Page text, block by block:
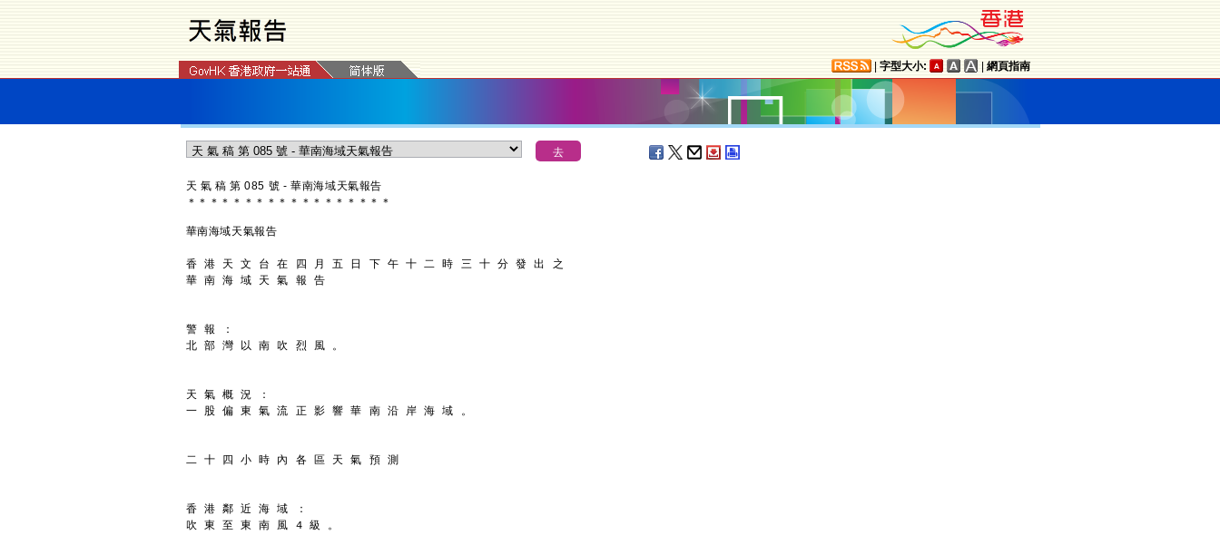
字型大小: 網頁指南
天 氣 稿 第 085 號 - 華南海域天氣報告
＊ ＊ ＊ ＊ ＊ ＊ ＊ ＊ ＊ ＊ ＊ ＊ ＊ ＊ ＊ ＊ ＊ ＊
華南海域天氣報告
香 港 天 文 台 在 四 月 五 日 下 午 十 二 時 三 十 分 發 出 之
華 南 海 域 天 氣 報 告
警 報 ：
北 部 灣 以 南 吹 烈 風 。
天 氣 概 況 ：
一 股 偏 東 氣 流 正 影 響 華 南 沿 岸 海 域 。
二 十 四 小 時 內 各 區 天 氣 預 測
香 港 鄰 近 海 域 ：
吹 東 至 東 南 風 4 級 。